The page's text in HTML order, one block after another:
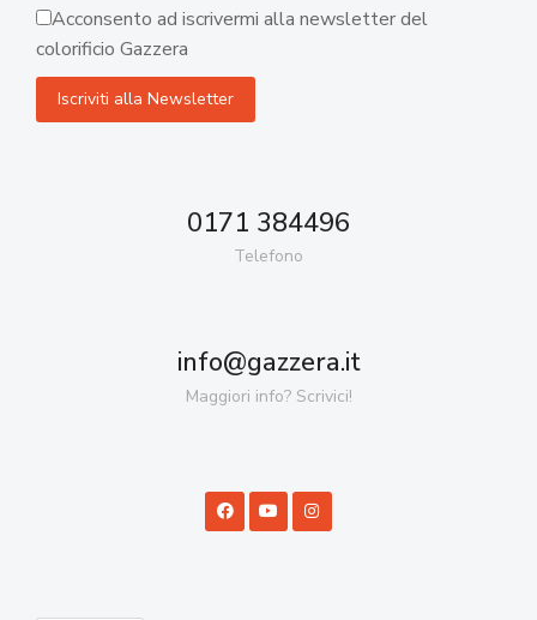
Acconsento ad iscrivermi alla newsletter del
colorificio Gazzera
0171 384496
Telefono
info@gazzera.it
Maggiori info? Scrivici!